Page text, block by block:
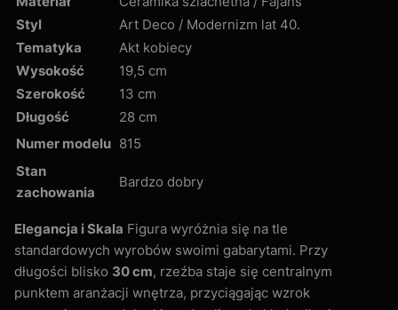
Styl
Art Deco / Modernizm lat 40.
Tematyka
Akt kobiecy
Wysokość
19,5 cm
Szerokość
13 cm
Długość
28 cm
Numer modelu 815
Stan
zachowania
Bardzo dobry
Elegancja i Skala Figura wyróżnia się na tle
standardowych wyrobów swoimi gabarytami. Przy
długości blisko 30 cm, rzeźba staje się centralnym
punktem aranżacji wnętrza, przyciągając wzrok